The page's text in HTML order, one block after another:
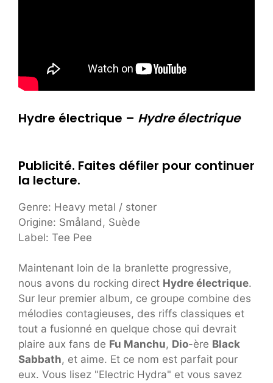
Hydre électrique – Hydre électrique
Publicité. Faites défiler pour continuer
la lecture.
Genre: Heavy metal / stoner
Origine: Småland, Suède
Label: Tee Pee
Maintenant loin de la branlette progressive,
nous avons du rocking direct Hydre électrique.
Sur leur premier album, ce groupe combine des
mélodies contagieuses, des riffs classiques et
tout a fusionné en quelque chose qui devrait
plaire aux fans de Fu Manchu, Dio-ère Black
Sabbath, et aime. Et ce nom est parfait pour
eux. Vous lisez "Electric Hydra" et vous savez